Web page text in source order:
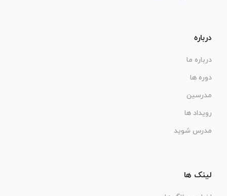
درباره
درباره ما
دوره ها
مدرسین
رویداد ها
مدرس شوید
لینک ها